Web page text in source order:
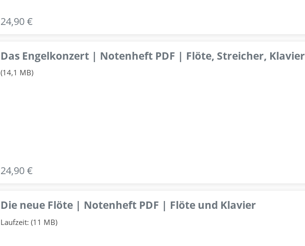
24,90 €
Das Engelkonzert | Notenheft PDF | Flöte, Streicher, Klavier
(14,1 MB)
24,90 €
Die neue Flöte | Notenheft PDF | Flöte und Klavier
Laufzeit: (11 MB)